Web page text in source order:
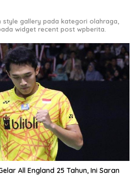
gallery pada kategori olahraga,
widget recent post wpberita.
All England 25 Tahun, Ini Saran